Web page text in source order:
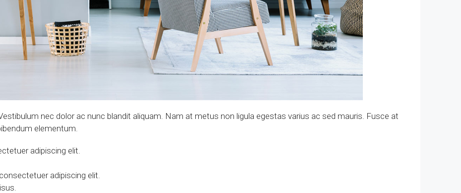
nec dolor ac nunc blandit aliquam. Nam at metus non ligula egestas varius ac sed mauris. Fusce at
elementum.
adipiscing elit.
adipiscing elit.